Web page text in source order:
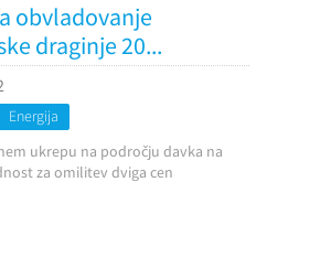
obvladovanje
draginje 20...
Energija
ukrepu na področju davka na
za omilitev dviga cen